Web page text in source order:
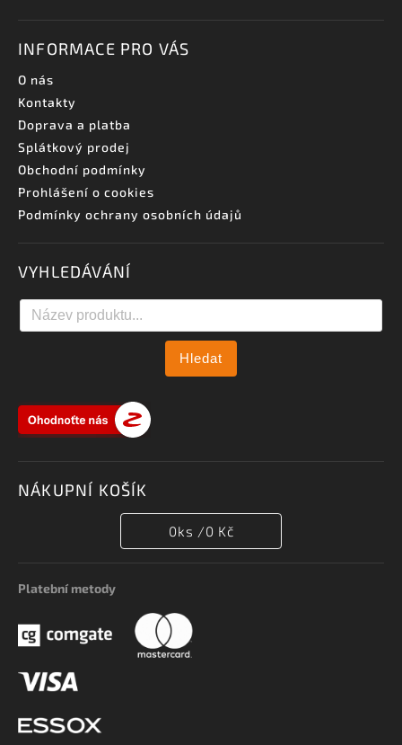
INFORMACE PRO VÁS
O nás
Kontakty
Doprava a platba
Splátkový prodej
Obchodní podmínky
Prohlášení o cookies
Podmínky ochrany osobních údajů
VYHLEDÁVÁNÍ
Hledat
NÁKUPNÍ KOŠÍK
0ks /0 Kč
Platební metody